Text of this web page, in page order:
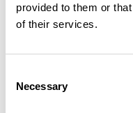
provided to them or
of their services.
Selection
Necessary
Résumé
Découvrez ce parcours